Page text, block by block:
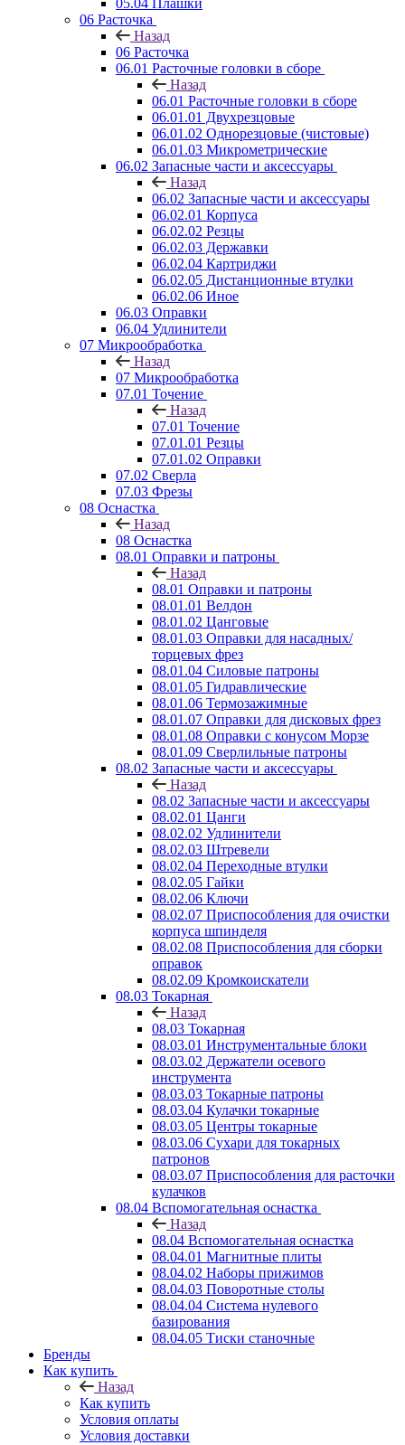
05.04 Плашки
06 Расточка
Назад
06 Расточка
06.01 Расточные головки в сборе
Назад
06.01 Расточные головки в сборе
06.01.01 Двухрезцовые
06.01.02 Однорезцовые (чистовые)
06.01.03 Микрометрические
06.02 Запасные части и аксессуары
Назад
06.02 Запасные части и аксессуары
06.02.01 Корпуса
06.02.02 Резцы
06.02.03 Державки
06.02.04 Картриджи
06.02.05 Дистанционные втулки
06.02.06 Иное
06.03 Оправки
06.04 Удлинители
07 Микрообработка
Назад
07 Микрообработка
07.01 Точение
Назад
07.01 Точение
07.01.01 Резцы
07.01.02 Оправки
07.02 Сверла
07.03 Фрезы
08 Оснастка
Назад
08 Оснастка
08.01 Оправки и патроны
Назад
08.01 Оправки и патроны
08.01.01 Велдон
08.01.02 Цанговые
08.01.03 Оправки для насадных/
торцевых фрез
08.01.04 Силовые патроны
08.01.05 Гидравлические
08.01.06 Термозажимные
08.01.07 Оправки для дисковых фрез
08.01.08 Оправки с конусом Морзе
08.01.09 Сверлильные патроны
08.02 Запасные части и аксессуары
Назад
08.02 Запасные части и аксессуары
08.02.01 Цанги
08.02.02 Удлинители
08.02.03 Штревели
08.02.04 Переходные втулки
08.02.05 Гайки
08.02.06 Ключи
08.02.07 Приспособления для очистки
корпуса шпинделя
08.02.08 Приспособления для сборки
оправок
08.02.09 Кромкоискатели
08.03 Токарная
Назад
08.03 Токарная
08.03.01 Инструментальные блоки
08.03.02 Держатели осевого
инструмента
08.03.03 Токарные патроны
08.03.04 Кулачки токарные
08.03.05 Центры токарные
08.03.06 Сухари для токарных
патронов
08.03.07 Приспособления для расточки
кулачков
08.04 Вспомогательная оснастка
Назад
08.04 Вспомогательная оснастка
08.04.01 Магнитные плиты
08.04.02 Наборы прижимов
08.04.03 Поворотные столы
08.04.04 Система нулевого
базирования
08.04.05 Тиски станочные
Бренды
Как купить
Назад
Как купить
Условия оплаты
Условия доставки